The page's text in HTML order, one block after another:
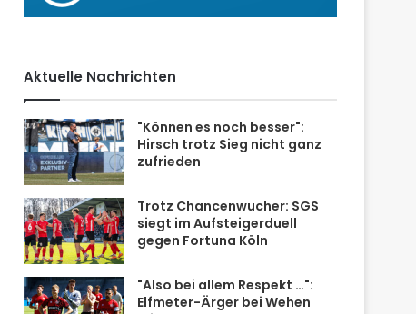
Aktuelle Nachrichten
"Können es noch besser":
Hirsch trotz Sieg nicht ganz
zufrieden
Trotz Chancenwucher: SGS
siegt im Aufsteigerduell
gegen Fortuna Köln
"Also bei allem Respekt …":
Elfmeter-Ärger bei Wehen